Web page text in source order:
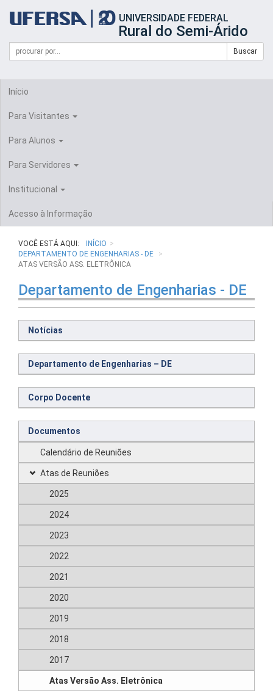
portal
UFERSA
UNIVERSIDADE FEDERAL
Rural do Semi-Árido
Formulário
Busca
Campo
de
Buscar
Início
Para Visitantes
Para Alunos
Para Servidores
Institucional
Acesso à Informação
VOCÊ ESTÁ AQUI:
INÍCIO
DEPARTAMENTO DE ENGENHARIAS - DE
ATAS VERSÃO ASS. ELETRÔNICA
Departamento de Engenharias - DE
Notícias
Departamento de Engenharias – DE
Corpo Docente
Documentos
Calendário de Reuniões
Atas de Reuniões
2025
2024
2023
2022
2021
2020
2019
2018
2017
Atas Versão Ass. Eletrônica